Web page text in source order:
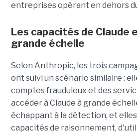
entreprises opérant en dehors
Les capacités de Claude
grande échelle
Selon Anthropic, les trois
ont suivi un scénario similaire :
comptes frauduleux et des
accéder à Claude à grande
échappant à la détection, et
capacités de raisonnement,